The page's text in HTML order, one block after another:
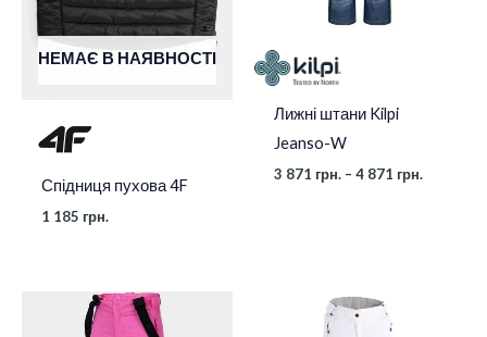
НЕМАЄ В НАЯВНОСТІ
Спідниця пухова 4F
1 185 грн.
Лижні штани Kilpi
Jeanso-W
3 871 грн. – 4 871 грн.